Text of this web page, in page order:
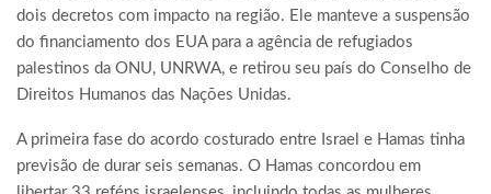
dois decretos com impacto na região. Ele manteve a suspensão
do financiamento dos EUA para a agência de refugiados
palestinos da ONU, UNRWA, e retirou seu país do Conselho de
Direitos Humanos das Nações Unidas.
A primeira fase do acordo costurado entre Israel e Hamas tinha
previsão de durar seis semanas. O Hamas concordou em